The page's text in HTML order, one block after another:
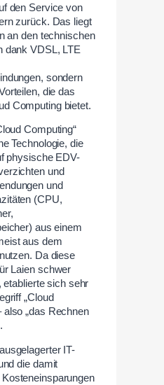
den Service von
zurück. Das liegt
an den technischen
dank VDSL, LTE
sondern
die das
Computing bietet.
Computing“
Technologie, die
physische EDV-
und
und
(CPU,
aus einem
aus dem
Da diese
Laien schwer
etablierte sich sehr
„Cloud
also „das Rechnen
IT-
die damit